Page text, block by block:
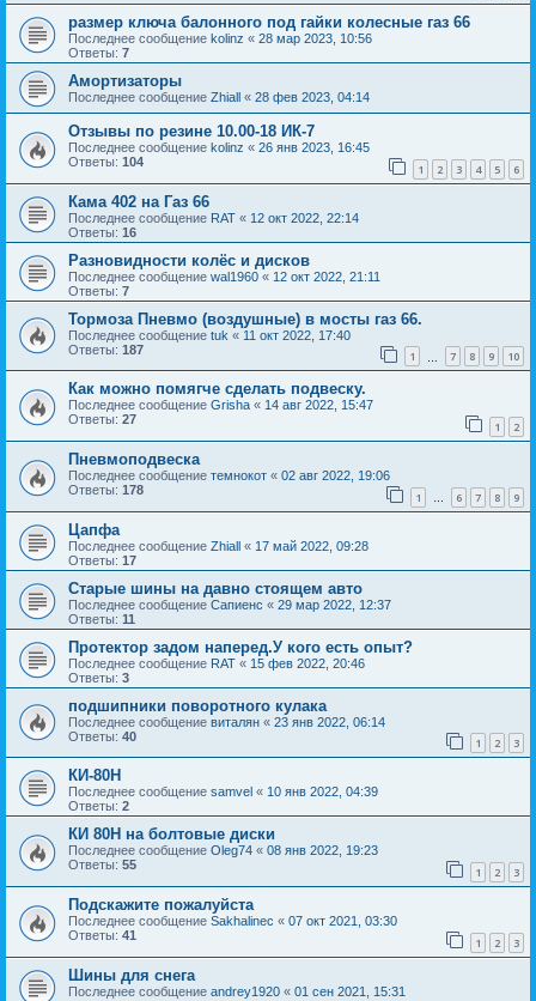
размер ключа балонного под гайки колесные газ 66
Последнее сообщение kolinz « 28 мар 2023, 10:56
Ответы: 7
Амортизаторы
Последнее сообщение Zhiall « 28 фев 2023, 04:14
Отзывы по резине 10.00-18 ИК-7
Последнее сообщение kolinz « 26 янв 2023, 16:45
Ответы: 104 1 2 3 4 5 6
Кама 402 на Газ 66
Последнее сообщение RAT « 12 окт 2022, 22:14
Ответы: 16
Разновидности колёс и дисков
Последнее сообщение wal1960 « 12 окт 2022, 21:11
Ответы: 7
Тормоза Пневмо (воздушные) в мосты газ 66.
Последнее сообщение tuk « 11 окт 2022, 17:40
Ответы: 187 1 7 8 9 10
Как можно помягче сделать подвеску.
Последнее сообщение Grisha « 14 авг 2022, 15:47
Ответы: 27 1 2
Пневмоподвеска
Последнее сообщение темнокот « 02 авг 2022, 19:06
Ответы: 178 1 … 6 7 8 9
Цапфа
Последнее сообщение Zhiall « 17 май 2022, 09:28
Ответы: 17
Старые шины на давно стоящем авто
Последнее сообщение Сапиенс « 29 мар 2022, 12:37
Ответы: 11
Протектор задом наперед.У кого есть опыт?
Последнее сообщение RAT « 15 фев 2022, 20:46
Ответы: 3
подшипники поворотного кулака
Последнее сообщение виталян « 23 янв 2022, 06:14
Ответы: 40 1 2 3
КИ-80Н
Последнее сообщение samvel « 10 янв 2022, 04:39
Ответы: 2
КИ 80Н на болтовые диски
Последнее сообщение Oleg74 « 08 янв 2022, 19:23
Ответы: 55 1 2 3
Подскажите пожалуйста
Последнее сообщение Sakhalinec « 07 окт 2021, 03:30
Ответы: 41 1 2 3
Шины для снега
Последнее сообщение andrey1920 « 01 сен 2021, 15:31